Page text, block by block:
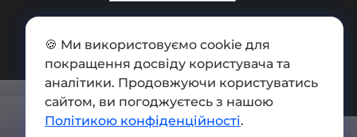
Мапа сайту
Press kit
Умови використання
🍪 Ми використовуємо cookie для
покращення досвіду користувача та
аналітики. Продовжуючи користуватись
сайтом, ви погоджуєтесь з нашою
Політикою конфіденційності.